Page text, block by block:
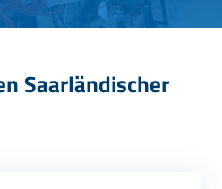
Saarländischer